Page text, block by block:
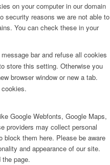
on your computer in our domain
security reasons we are not able to
You can check these in your
bar and refuse all cookies
store this setting. Otherwise you
browser window or new a tab.
Google Webfonts, Google Maps,
providers may collect personal
block them here. Please be aware
and appearance of our site.
page.